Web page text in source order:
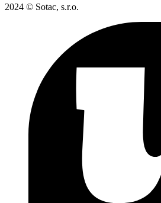
2024 © Sotac, s.r.o.